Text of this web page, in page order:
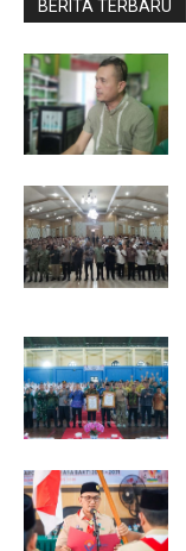
BERITA TERBARU